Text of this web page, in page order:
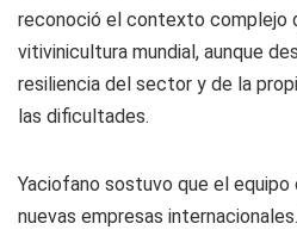
reconoció el contexto complejo
vitivinicultura mundial, aunque
resiliencia del sector y de la
las dificultades.
Yaciofano sostuvo que el
nuevas empresas